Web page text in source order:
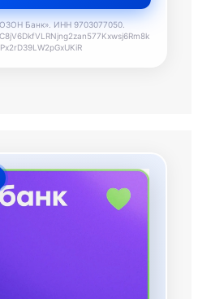
Банк». ИНН 9703077050.